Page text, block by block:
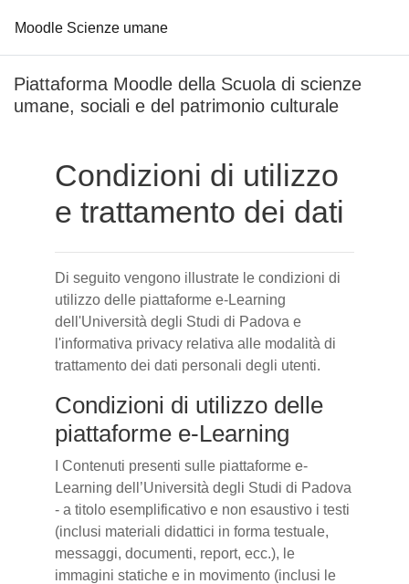
Moodle Scienze umane
Piattaforma Moodle della Scuola di scienze
umane, sociali e del patrimonio culturale
Condizioni di utilizzo
e trattamento dei dati
Di seguito vengono illustrate le condizioni di
utilizzo delle piattaforme e-Learning
dell'Università degli Studi di Padova e
l'informativa privacy relativa alle modalità di
trattamento dei dati personali degli utenti.
Condizioni di utilizzo delle
piattaforme e-Learning
I Contenuti presenti sulle piattaforme e-
Learning dell’Università degli Studi di Padova
- a titolo esemplificativo e non esaustivo i testi
(inclusi materiali didattici in forma testuale,
messaggi, documenti, report, ecc.), le
immagini statiche e in movimento (inclusi le